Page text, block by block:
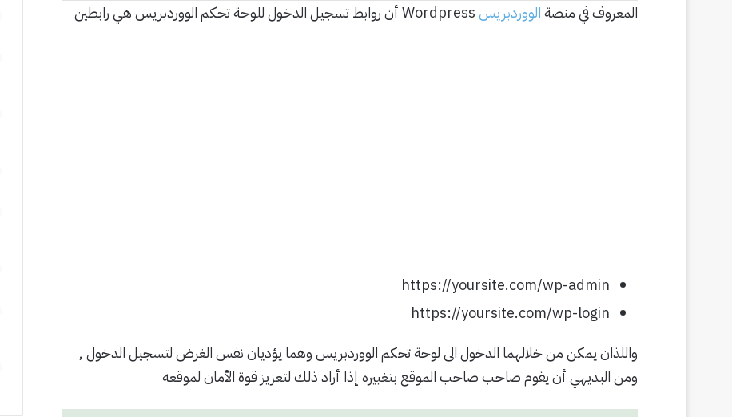
المعروف في منصةالووردبريس
https://yoursite.com/wp-admin
https://yoursite.com/wp-login
واللذان يمكن من خلالهما الدخول الى لوحة تحكم الووردبريس وهما يؤديان نفس الغرض لتسجيل الدخول ,
ومن البديهي أن يقوم صاحب صاحب الموقع بتغييره إذا أراد ذلك لتعزيز قوة الأمان لموقعه